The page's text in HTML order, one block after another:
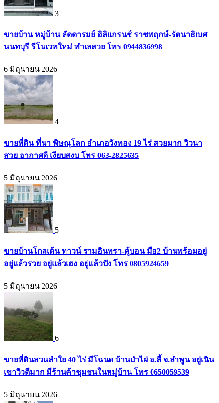
3
ขายบ้าน หมู่บ้าน ลัดดารมย์ อิลิแกรนช์ ราชพฤกษ์-รัตนาธิเบศ
นนทบุรี รีโนเวทใหม่ ทำเลสวย โทร 0944836998
6 มิถุนายน 2026
4
ขายที่ดิน ที่นา พิษณุโลก อำเภอวังทอง 19 ไร่ สวยมาก วิวนา
สวย อากาศดี เงียบสงบ โทร 063-2825635
5 มิถุนายน 2026
5
ขายบ้านโกลเด้น ทาวน์ รามอินทรา-คู้บอน มือ2 บ้านพร้อมอยู่
อยู่แล้วรวย อยู่แล้วเฮง อยู่แล้วปัง โทร 0805924659
5 มิถุนายน 2026
6
ขายที่ดินสวนลำใย 40 ไร่ มีโฉนด บ้านป่าไผ่ อ.ลี้ จ.ลำพูน อยู่เนิน
เขาวิวดีมาก มีร้านค้าชุมชนในหมู่บ้าน โทร 0650059539
5 มิถุนายน 2026